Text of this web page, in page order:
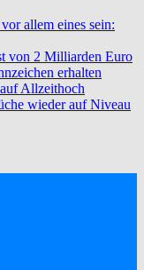
allem eines sein:
von 2 Milliarden Euro
erhalten
Allzeithoch
wieder auf Niveau